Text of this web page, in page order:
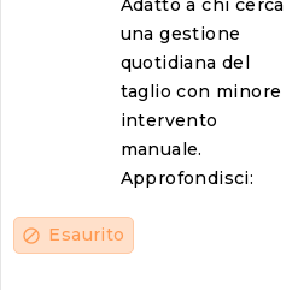
Adatto a chi cerca
una gestione
quotidiana del
taglio con minore
intervento
manuale.
Approfondisci:
block Esaurito